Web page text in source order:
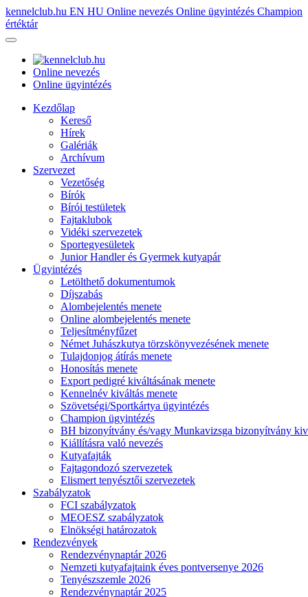
kennelclub.hu EN HU Online nevezés Online ügyintézés Champion
értéktár
Online nevezés
Online ügyintézés
Kezdőlap
Kereső
Hírek
Galériák
Archívum
Szervezet
Vezetőség
Bírók
Bírói testületek
Fajtaklubok
Vidéki szervezetek
Sportegyesületek
Junior Handler és Gyermek kutyapár
Ügyintézés
Letölthető dokumentumok
Díjszabás
Alombejelentés menete
Online alombejelentés menete
Teljesítményfűzet
Német Juhászkutya törzskönyvezésének menete
Tulajdonjog átírás menete
Honosítás menete
Export pedigré kiváltásának menete
Kennelnév kiváltás menete
Szövetségi/Sportkártya ügyintézés
Champion ügyintézés
BH bizonyítvány és/vagy Munkavizsga bizonyítvány
Kiállításra való nevezés
Kutyafajták
Fajtagondozó szervezetek
Elismert tenyésztői szervezetek
Szabályzatok
FCI szabályzatok
MEOESZ szabályzatok
Elnökségi határozatok
Rendezvények
Rendezvénynaptár 2026
Nemzeti kutyafajtaink éves pontversenye 2026
Tenyészszemle 2026
Rendezvénynaptár 2025